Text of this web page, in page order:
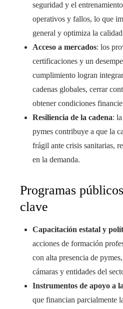
seguridad y el
operativos y fallos, lo que
general y optimiza la
Acceso a mercados: los
certificaciones y un
cumplimiento logran
cadenas globales, cerrar
obtener condiciones
Resiliencia de la cadena:
pymes contribuye a que la
frágil ante crisis sanitarias,
en la demanda.
Programas
clave
Capacitación estatal y
acciones de formación
con alta presencia de
cámaras y entidades del
Instrumentos de apoyo a
que financian parcialmente